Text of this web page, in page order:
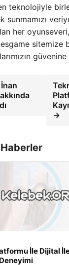
teknolojiyle
sunmamızı
her
sitemize
→
İle Dijital